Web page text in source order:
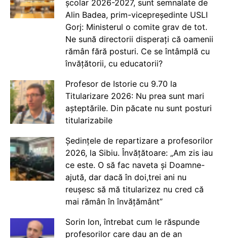
școlar 2026-2027, sunt semnalate de
Alin Badea, prim-vicepreședinte USLI
Gorj: Ministerul o comite grav de tot.
Ne sună directorii disperați că oamenii
rămân fără posturi. Ce se întâmplă cu
învățătorii, cu educatorii?
Profesor de Istorie cu 9.70 la
Titularizare 2026: Nu prea sunt mari
așteptările. Din păcate nu sunt posturi
titularizabile
Ședințele de repartizare a profesorilor
2026, la Sibiu. Învățătoare: „Am zis iau
ce este. O să fac naveta și Doamne-
ajută, dar dacă în doi,trei ani nu
reușesc să mă titularizez nu cred că
mai rămân în învățământ”
Sorin Ion, întrebat cum le răspunde
profesorilor care dau an de an